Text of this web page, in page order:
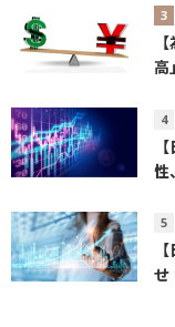
高」
性
せ